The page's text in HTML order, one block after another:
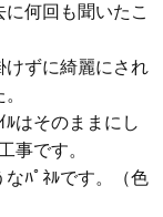
何回も聞いたこ
けずに綺麗にされ
はそのままにし
事です。
なﾊﾟﾈﾙです。（色